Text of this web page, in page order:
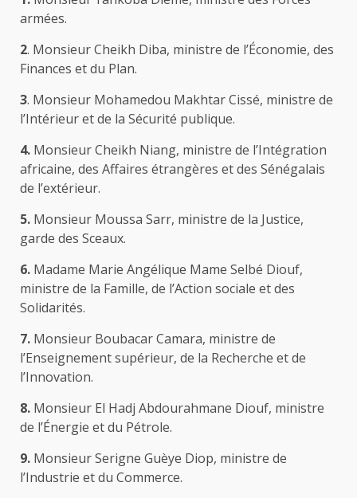
armées.
2. Monsieur Cheikh Diba, ministre de l’Économie, des
Finances et du Plan.
3. Monsieur Mohamedou Makhtar Cissé, ministre de
l’Intérieur et de la Sécurité publique.
4. Monsieur Cheikh Niang, ministre de l’Intégration
africaine, des Affaires étrangères et des Sénégalais
de l’extérieur.
5. Monsieur Moussa Sarr, ministre de la Justice,
garde des Sceaux.
6. Madame Marie Angélique Mame Selbé Diouf,
ministre de la Famille, de l’Action sociale et des
Solidarités.
7. Monsieur Boubacar Camara, ministre de
l’Enseignement supérieur, de la Recherche et de
l’Innovation.
8. Monsieur El Hadj Abdourahmane Diouf, ministre
de l’Énergie et du Pétrole.
9. Monsieur Serigne Guèye Diop, ministre de
l’Industrie et du Commerce.